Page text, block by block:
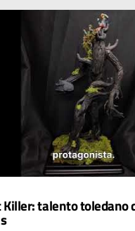
talento toledano